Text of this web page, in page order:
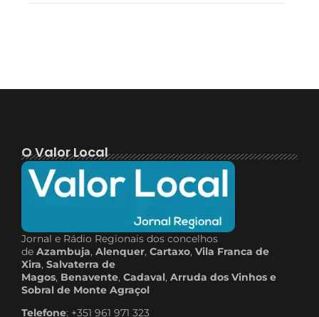
O Valor Local
Jornal e Rádio Regionais dos concelhos
de Azambuja, Alenquer, Cartaxo, Vila Franca de
Xira, Salvaterra de
Magos, Benavente, Cadaval, Arruda dos Vinhos e
Sobral de Monte Agraçol
Telefone: +351 961 971 323